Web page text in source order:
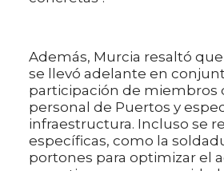
Además, Murcia resaltó
se llevó adelante en
participación de miembros
personal de Puertos y
infraestructura. Incluso se
específicas, como la
portones para optimizar el